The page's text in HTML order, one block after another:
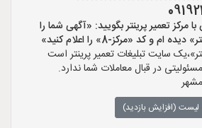
مرکز تعمیر پرینتر بگویید: «آگهی شما را
و کد «مرکز-8» را اعلام کنید»
سایت تبلیغات تعمیر پرینتر است
در قبال معاملات شما ندارد.
لیست (افزایش بازدید)